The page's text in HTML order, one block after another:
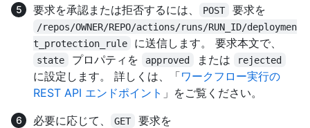
要求を承認または拒否するには、
POST 要求を
/repos/OWNER/REPO/actions/runs/RUN_ID/deploymen
t_protection_rule
に送信します。 要求本文で、
state プロパティを approved または rejected
に設定します。 詳しくは、「ワークフロー実行の
REST API エンドポイント 」をご覧ください。
必要に応じて、
GET 要求を